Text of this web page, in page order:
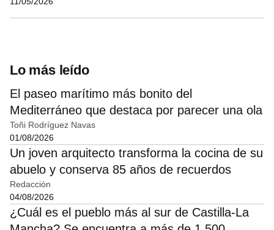
Lo más leído
El paseo marítimo más bonito del
Mediterráneo que destaca por parecer una ola
Toñi Rodríguez Navas
01/08/2026
Un joven arquitecto transforma la cocina de su
abuelo y conserva 85 años de recuerdos
Redacción
04/08/2026
¿Cuál es el pueblo más al sur de Castilla-La